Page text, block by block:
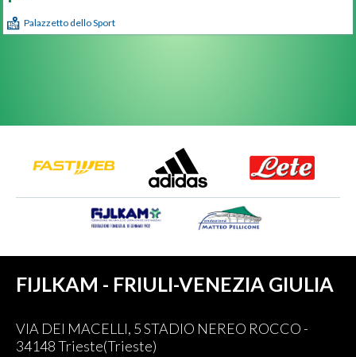
Palazzetto dello Sport
FIJLKAM - FRIULI-VENEZIA GIULIA
VIA DEI MACELLI, 5 STADIO NEREO ROCCO -
34148 Trieste(Trieste)